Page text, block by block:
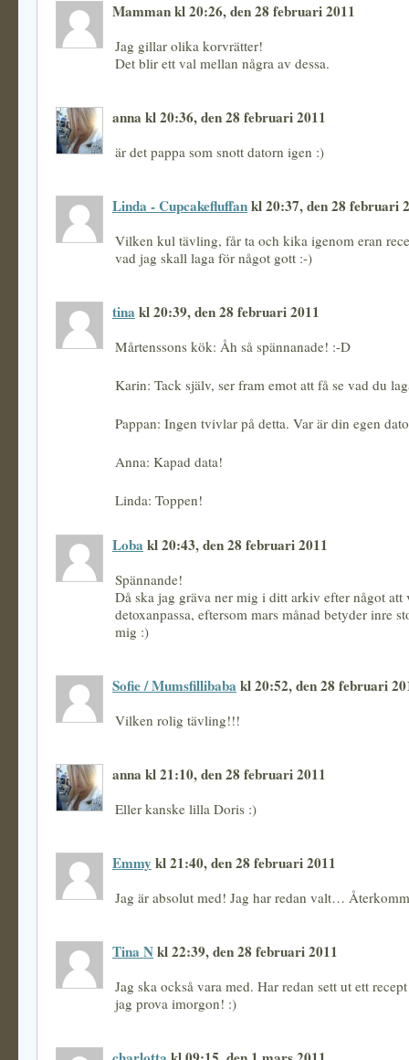
Mamman kl 20:26, den 28 februari 2011
Jag gillar olika korvrätter!
Det blir ett val mellan några av dessa.
anna kl 20:36, den 28 februari 2011
är det pappa som snott datorn igen :)
Linda - Cupcakefluffankl 20:37, den 28 februari
Vilken kul tävling, får ta och kika igenom eran
vad jag skall laga för något gott :-)
tina kl 20:39, den 28 februari 2011
Mårtenssons kök: Åh så spännanade! :-D
Karin: Tack själv, ser fram emot att få se vad du
Pappan: Ingen tvivlar på detta. Var är din egen
Anna: Kapad data!
Linda: Toppen!
Loba kl 20:43, den 28 februari 2011
Spännande!
Då ska jag gräva ner mig i ditt arkiv efter något att
detoxanpassa, eftersom mars månad betyder inre
mig :)
Sofie / Mumsfillibaba kl 20:52, den 28 februari
Vilken rolig tävling!!!
anna kl 21:10, den 28 februari 2011
Eller kanske lilla Doris :)
Emmy kl 21:40, den 28 februari 2011
Jag är absolut med! Jag har redan valt…
Tina Nkl 22:39, den 28 februari 2011
Jag ska också vara med. Har redan sett ut ett
jag prova imorgon! :)